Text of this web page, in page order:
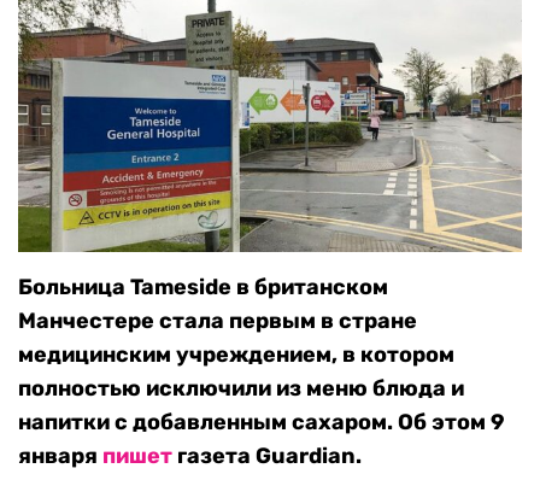
Больница Tameside в британском
Манчестере стала первым в стране
медицинским учреждением, в котором
полностью исключили из меню блюда и
напитки с добавленным сахаром. Об этом 9
января пишет газета Guardian.